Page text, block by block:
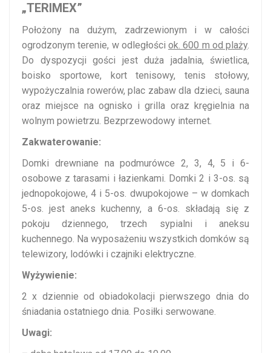
„TERIMEX”
Położony na dużym, zadrzewionym i w całości
ogrodzonym terenie, w odległości ok. 600 m od plaży.
Do dyspozycji gości jest duża jadalnia, świetlica,
boisko sportowe, kort tenisowy, tenis stołowy,
wypożyczalnia rowerów, plac zabaw dla dzieci, sauna
oraz miejsce na ognisko i grilla oraz kręgielnia na
wolnym powietrzu. Bezprzewodowy internet.
Zakwaterowanie:
Domki drewniane na podmurówce 2, 3, 4, 5 i 6-
osobowe z tarasami i łazienkami. Domki 2 i 3-os. są
jednopokojowe, 4 i 5-os. dwupokojowe – w domkach
5-os. jest aneks kuchenny, a 6-os. składają się z
pokoju dziennego, trzech sypialni i aneksu
kuchennego. Na wyposażeniu wszystkich domków są
telewizory, lodówki i czajniki elektryczne.
Wyżywienie:
2 x dziennie od obiadokolacji pierwszego dnia do
śniadania ostatniego dnia. Posiłki serwowane.
Uwagi: